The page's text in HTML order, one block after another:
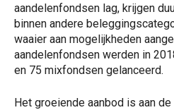
aandelenfondsen lag, krijgen
binnen andere
waaier aan mogelijkheden
aandelenfondsen werden in
en 75 mixfondsen gelanceerd.
Het groeiende aanbod is aan